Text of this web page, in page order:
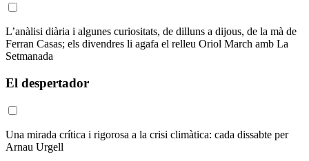
L’anàlisi diària i algunes curiositats, de dilluns a dijous, de la mà de
Ferran Casas; els divendres li agafa el relleu Oriol March amb La
Setmanada
El despertador
Una mirada crítica i rigorosa a la crisi climàtica: cada dissabte per
Arnau Urgell